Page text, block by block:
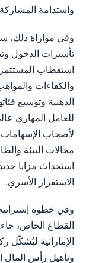
واستدامة
وفي موازاة ذلك،
تأشيرات الدخول
استقطاب
والكفاءات
الذهبية وتوسيع
للعامل المهاري
لأصحاب الإسهامات
مجالات البيئة
استحداث مزايا
الاستقرار الأسري.
وفي خطوة
القطاع الخاص،
الإماراتية ليُشكّل
وتأهيل رأس